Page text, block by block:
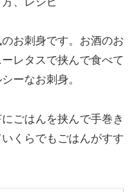
お刺身です。お酒のお
レタスで挟んで食べて
ーなお刺身。
ごはんを挟んで手巻き
くらでもごはんがすす